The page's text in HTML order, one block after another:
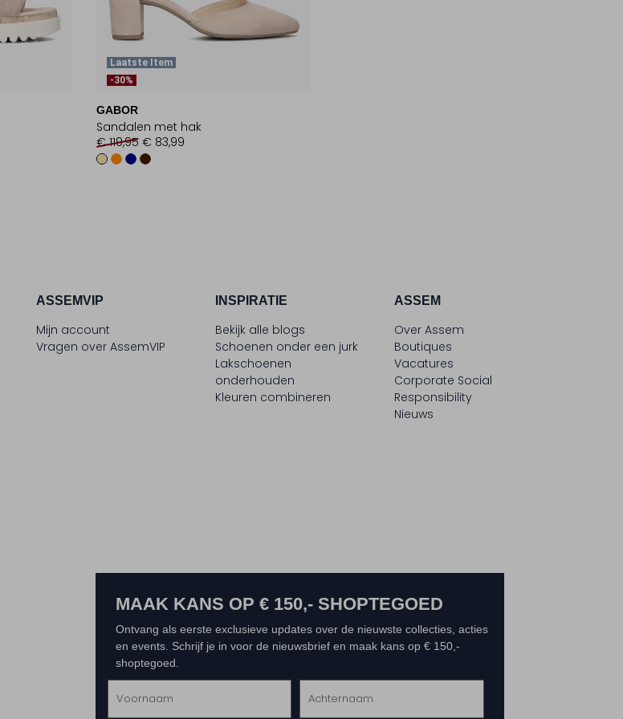
Laatste Item
-30%
GABOR
Sandalen met hak
€ 119,95 € 83,99
ASSEMVIP
Mijn account
Vragen over AssemVIP
INSPIRATIE
Bekijk alle blogs
Schoenen onder een jurk
Lakschoenen
onderhouden
Kleuren combineren
ASSEM
Over Assem
Boutiques
Vacatures
Corporate Social
Responsibility
Nieuws
MAAK KANS OP € 150,- SHOPTEGOED
Ontvang als eerste exclusieve updates over de nieuwste collecties, acties
en events. Schrijf je in voor de nieuwsbrief en maak kans op € 150,-
shoptegoed.